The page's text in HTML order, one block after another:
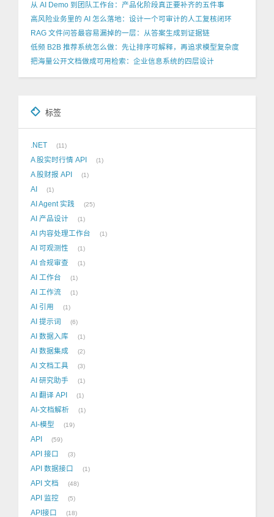
从 AI Demo 到团队工作台：产品化阶段真正要补齐的五件事
高风险业务里的 AI 怎么落地：设计一个可审计的人工复核闭环
RAG 文件问答最容易漏掉的一层：从答案生成到证据链
低频 B2B 推荐系统怎么做：先让排序可解释，再追求模型复杂度
把海量公开文档做成可用检索：企业信息系统的四层设计
标签
.NET 11
A 股实时行情 API 1
A 股财报 API 1
AI 1
AI Agent 实践 25
AI 产品设计 1
AI 内容处理工作台 1
AI 可观测性 1
AI 合规审查 1
AI 工作台 1
AI 工作流 1
AI 引用 1
AI 提示词 6
AI 数据入库 1
AI 数据集成 2
AI 文档工具 3
AI 研究助手 1
AI 翻译 API 1
AI-文档解析 1
AI-模型 19
API 59
API 接口 3
API 数据接口 1
API 文档 48
API 监控 5
API接口 18